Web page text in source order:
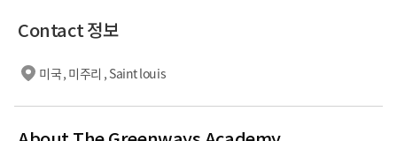
Contact 정보
미국 , 미주리 , Saint louis